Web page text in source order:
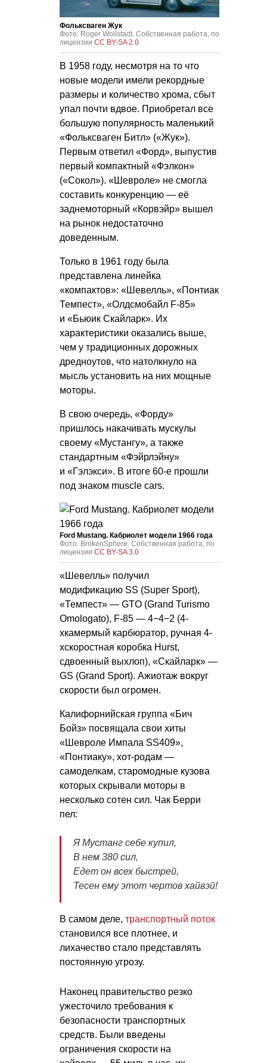
Фольксваген Жук
Фото: Roger Wollstadt. Собственная работа, по
лицензии CC BY-SA 2.0
В 1958 году, несмотря на то что
новые модели имели рекордные
размеры и количество хрома, сбыт
упал почти вдвое. Приобретал все
большую популярность маленький
«Фольксваген Битл» («Жук»).
Первым ответил «Форд», выпустив
первый компактный «Фэлкон»
(«Сокол»). «Шевроле» не смогла
составить конкуренцию — её
заднемоторный «Корвэйр» вышел
на рынок недостаточно
доведенным.
Только в 1961 году была
представлена линейка
«компактов»: «Шевелль», «Понтиак
Темпест», «Олдсмобайл F-85»
и «Бьюик Скайларк». Их
характеристики оказались выше,
чем у традиционных дорожных
дредноутов, что натолкнуло на
мысль установить на них мощные
моторы.
В свою очередь, «Форду»
пришлось накачивать мускулы
своему «Мустангу», а также
стандартным «Фэйрлэйну»
и «Гэлэкси». В итоге 60-е прошли
под знаком muscle cars.
Ford Mustang. Кабриолет модели 1966 года
Фото: BrokenSphere. Собственная работа, по
лицензии CC BY-SA 3.0
«Шевелль» получил
модификацию SS (Super Sport),
«Темпест» — GTO (Grand Turismo
Omologato), F-85 — 4−4−2 (4-
хкамермый карбюратор, ручная 4-
хскоростная коробка Hurst,
сдвоенный выхлоп), «Скайларк» —
GS (Grand Sport). Ажиотаж вокруг
скорости был огромен.
Калифорнийская группа «Бич
Бойз» посвящала свои хиты
«Шевроле Импала SS409»,
«Понтиаку», хот-родам —
самоделкам, старомодные кузова
которых скрывали моторы в
несколько сотен сил. Чак Берри
пел:
Я Мустанг себе купил,
В нем 380 сил,
Едет он всех быстрей,
Тесен ему этот чертов хайвэй!
В самом деле, транспортный поток
становился все плотнее, и
лихачество стало представлять
постоянную угрозу.
Наконец правительство резко
ужесточило требования к
безопасности транспортных
средств. Были введены
ограничения скорости на